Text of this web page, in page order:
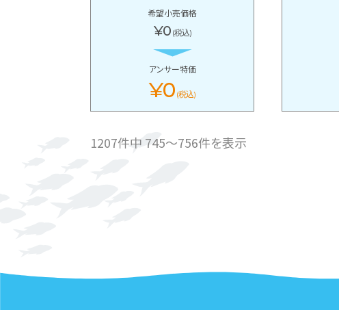
希望小売価格
¥0 (税込)
アンサー特価
¥0 (税込)
1207件中 745〜756件を表示